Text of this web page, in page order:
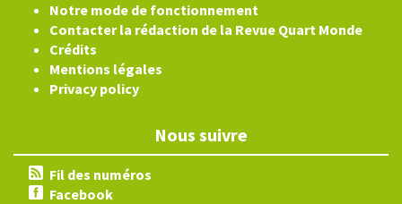
Notre mode de fonctionnement
Contacter la rédaction de la Revue Quart Monde
Crédits
Mentions légales
Privacy policy
Nous suivre
Fil des numéros
Facebook